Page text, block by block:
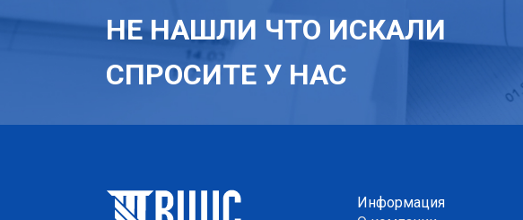
НЕ НАШЛИ ЧТО ИСКАЛИ
СПРОСИТЕ У НАС
Информация